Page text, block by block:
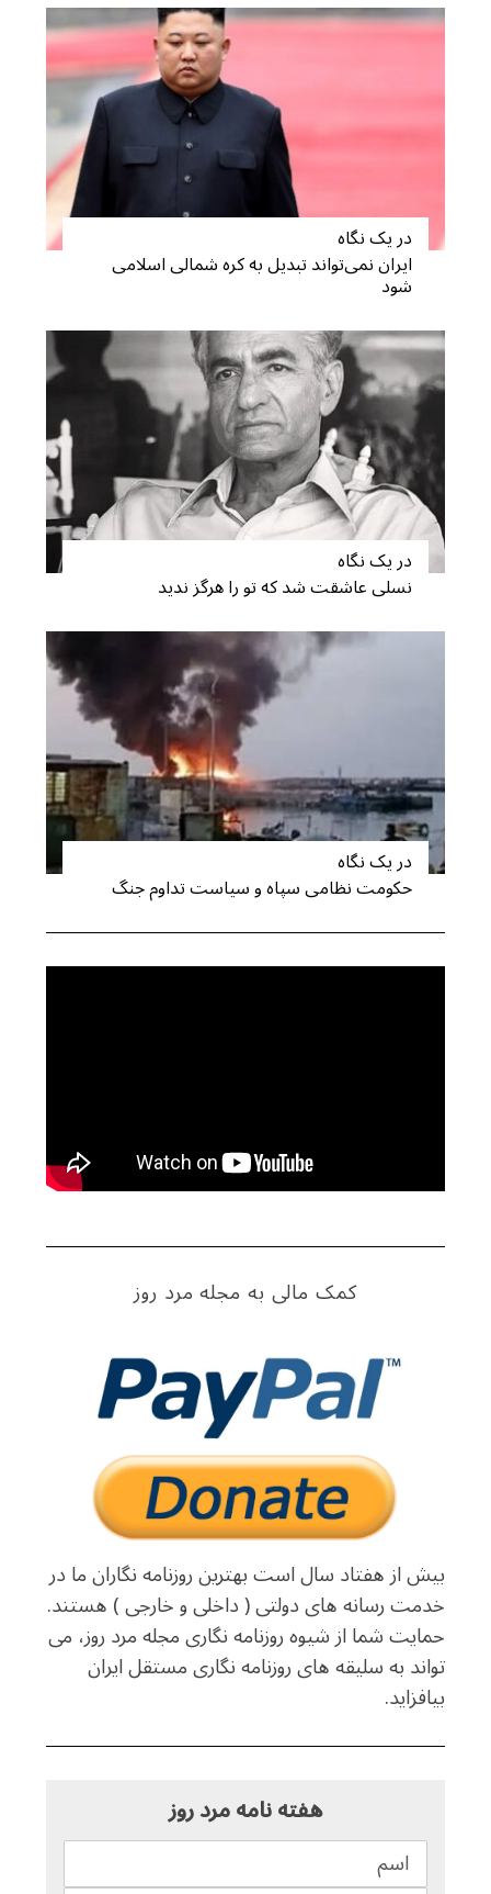
در یک نگاه
ایران نمی‌تواند تبدیل به کره شمالی اسلامی
شود
در یک نگاه
نسلی عاشقت شد که تو را هرگز ندید
در یک نگاه
حکومت نظامی سپاه و سیاست تداوم جنگ
کمک مالی به مجله مرد روز
بیش از هفتاد سال است بهترین روزنامه نگاران ما در
خدمت رسانه های دولتی ( داخلی و خارجی ) هستند.
حمایت شما از شیوه روزنامه نگاری مجله مرد روز، می
تواند به سلیقه های روزنامه نگاری مستقل ایران
بیافزاید.
هفته نامه مرد روز
S
e
a
r
h